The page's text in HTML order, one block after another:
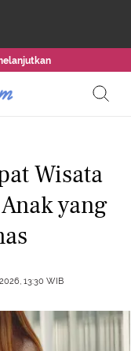
Wisata
yang
13:30 WIB